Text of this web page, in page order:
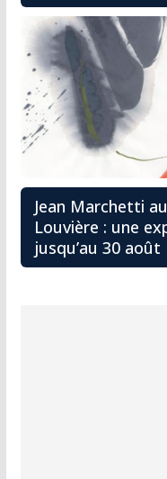
Jean Marchetti
Louvière : une
jusqu’au 30 août